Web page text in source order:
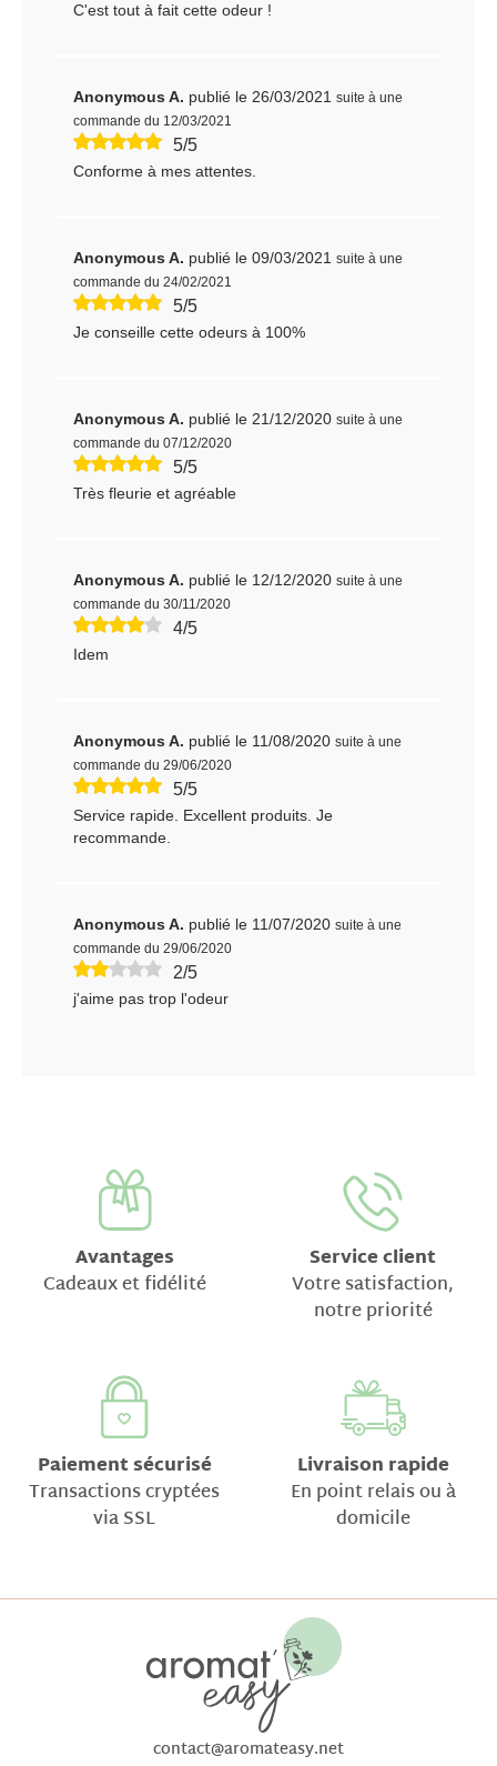
C'est tout à fait cette odeur !
Anonymous A. publié le 26/03/2021 suite à une
commande du 12/03/2021
5/5
Conforme à mes attentes.
Anonymous A. publié le 09/03/2021 suite à une
commande du 24/02/2021
5/5
Je conseille cette odeurs à 100%
Anonymous A. publié le 21/12/2020 suite à une
commande du 07/12/2020
5/5
Très fleurie et agréable
Anonymous A. publié le 12/12/2020 suite à une
commande du 30/11/2020
4/5
Idem
Anonymous A. publié le 11/08/2020 suite à une
commande du 29/06/2020
5/5
Service rapide. Excellent produits. Je
recommande.
Anonymous A. publié le 11/07/2020 suite à une
commande du 29/06/2020
2/5
j'aime pas trop l'odeur
Avantages
Cadeaux et fidélité
Service client
Votre satisfaction,
notre priorité
Paiement sécurisé
Transactions cryptées
via SSL
Livraison rapide
En point relais ou à
domicile
contact@aromateasy.net